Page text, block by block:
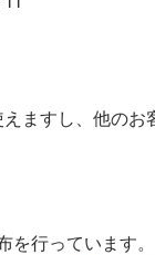
ますし、他のお
行っています。